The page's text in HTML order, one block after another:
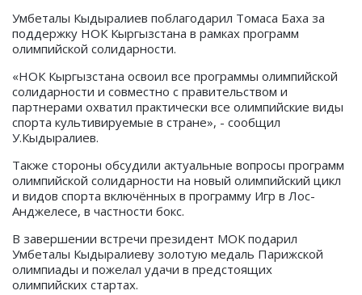
Умбеталы Кыдыралиев поблагодарил Томаса Баха за
поддержку НОК Кыргызстана в рамках программ
олимпийской солидарности.
«НОК Кыргызстана освоил все программы олимпийской
солидарности и совместно с правительством и
партнерами охватил практически все олимпийские виды
спорта культивируемые в стране», - сообщил
У.Кыдыралиев.
Также стороны обсудили актуальные вопросы программ
олимпийской солидарности на новый олимпийский цикл
и видов спорта включённых в программу Игр в Лос-
Анджелесе, в частности бокс.
В завершении встречи президент МОК подарил
Умбеталы Кыдыралиеву золотую медаль Парижской
олимпиады и пожелал удачи в предстоящих
олимпийских стартах.